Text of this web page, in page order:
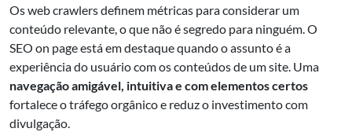
Os web crawlers definem métricas para considerar um
conteúdo relevante, o que não é segredo para ninguém. O
SEO on page está em destaque quando o assunto é a
experiência do usuário com os conteúdos de um site. Uma
navegação amigável, intuitiva e com elementos certos
fortalece o tráfego orgânico e reduz o investimento com
divulgação.